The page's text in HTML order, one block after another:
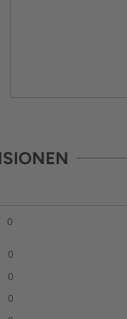
0
0
0
0